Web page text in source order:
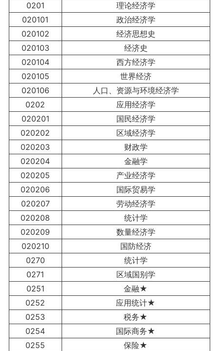
0201
理论经济学
020101
政治经济学
020102
经济思想史
020103
经济史
020104
西方经济学
020105
世界经济
020106
人口、资源与环境经济学
0202
应用经济学
020201
国民经济学
020202
区域经济学
020203
财政学
020204
金融学
020205
产业经济学
020206
国际贸易学
020207
劳动经济学
020208
统计学
020209
数量经济学
020210
国防经济
0270
统计学
0271
区域国别学
0251
金融★
0252
应用统计★
0253
税务★
0254
国际商务★
0255
保险★